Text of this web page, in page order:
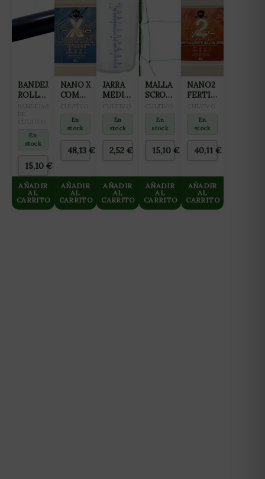
BANDEJA
ROLL
En
stock
15,10 €
AÑADIR
AL
CARRITO
NANO X
COMPLEMENTO
HIDROPONÍA
BLANDAS
10L
En
stock
48,13 €
AÑADIR
AL
CARRITO
JARRA
MEDIDORA
En
stock
2,52€
AÑADIR
AL
CARRITO
MALLA
SCROG
15X15CM
(2X25M)
En
stock
15,10 €
AÑADIR
AL
CARRITO
NANO2
FERTILIZANTE
ONE
(FLORACIÓN
FINALIZACIÓN)
10L
En
stock
40,11€
AÑADIR
AL
CARRITO